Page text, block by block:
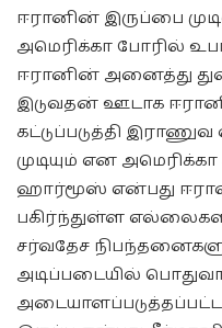
ஈரானின் இருப்பை
அமெரிக்கா போரில்
ஈரானின் அனைத்து
இடுவதன் ஊடாக
கட்டுப்படுத்தி
முடியும் என
ஹார்மூஸ் என்பது
பகிர்ந்துள்ள
சர்வதேச
அடிப்படையில்